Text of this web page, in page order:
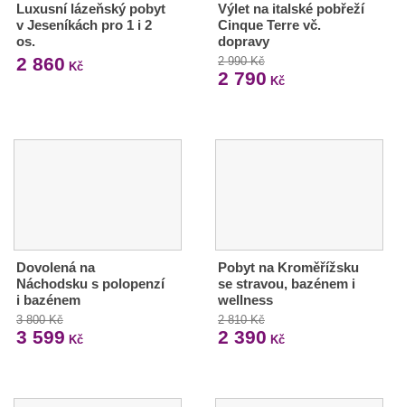
Luxusní lázeňský pobyt
v Jeseníkách pro 1 i 2
os.
2 860 Kč
Výlet na italské pobřeží
Cinque Terre vč.
dopravy
2 990 Kč
2 790 Kč
Dovolená na
Náchodsku s polopenzí
i bazénem
3 800 Kč
3 599 Kč
Pobyt na Kroměřížsku
se stravou, bazénem i
wellness
2 810 Kč
2 390 Kč